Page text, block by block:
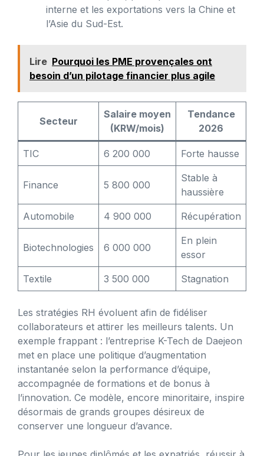
interne et les exportations vers la Chine et
l’Asie du Sud-Est.
Lire Pourquoi les PME provençales ont
besoin d’un pilotage financier plus agile
Secteur
Salaire moyen
(KRW/mois)
Tendance
2026
TIC 6 200 000 Forte hausse
Finance 5 800 000
Stable à
haussière
Automobile 4 900 000 Récupération
Biotechnologies 6 000 000
En plein
essor
Textile 3 500 000 Stagnation
Les stratégies RH évoluent afin de fidéliser
collaborateurs et attirer les meilleurs talents. Un
exemple frappant : l’entreprise K-Tech de Daejeon
met en place une politique d’augmentation
instantanée selon la performance d’équipe,
accompagnée de formations et de bonus à
l’innovation. Ce modèle, encore minoritaire, inspire
désormais de grands groupes désireux de
conserver une longueur d’avance.